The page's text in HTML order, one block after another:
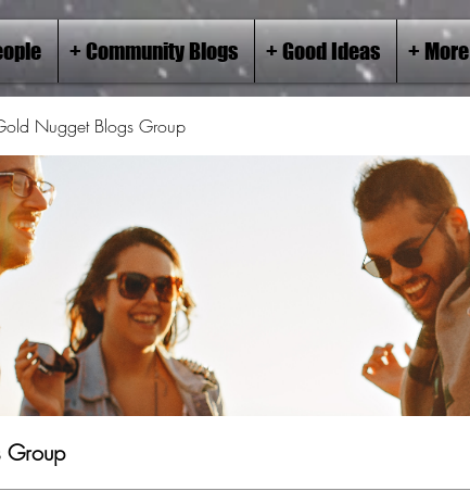
+ Community Blogs + Good Ideas + More
Nugget Blogs Group
Group